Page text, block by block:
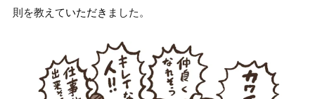
則を教えていただき ました。